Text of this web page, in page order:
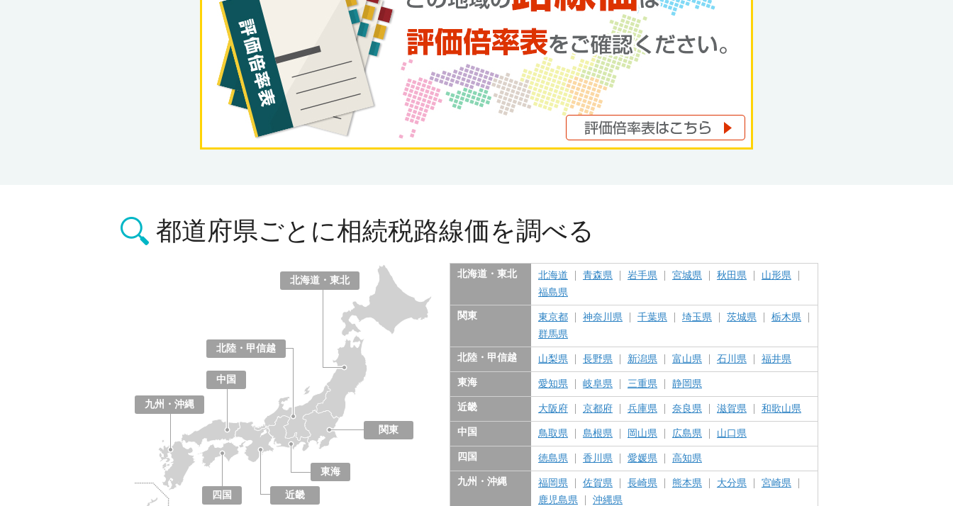
都道府県ごとに相続税路線価を調べる
北海道・東北
関東
北陸・甲信越
東海
愛知県
岐阜県
三重県
静岡県
近畿
中国
四国
九州・沖縄
北海道・東北 北海道 青森県 岩手県 宮城県 秋田県
山形県
福島県
関東 東京都 神奈川県 千葉県 埼玉県 茨城県
栃木県
群馬県
北陸・甲信越 山梨県 長野県 新潟県 富山県 石川県 福井県
東海 愛知県 岐阜県 三重県 静岡県
近畿 大阪府 京都府 兵庫県 奈良県 滋賀県 和歌山県
中国 鳥取県 島根県 岡山県 広島県 山口県
四国 徳島県 香川県 愛媛県 高知県
九州・沖縄 福岡県 佐賀県 長崎県 熊本県 大分県
宮崎県
鹿児島県
沖縄県